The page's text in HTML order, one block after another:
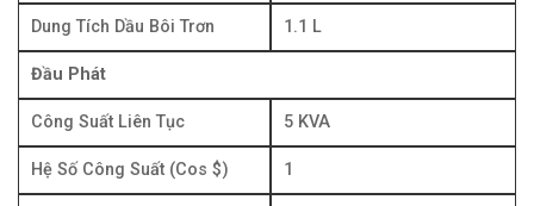
Dung Tích Dầu Bôi Trơn 1.1 L
Đầu Phát
Công Suất Liên Tục 5 KVA
Hệ Số Công Suất (Cos $) 1